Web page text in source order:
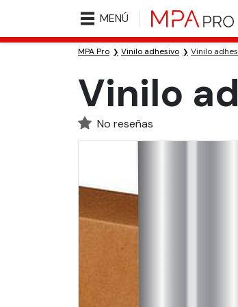
MENÚ
MPA Pro Vinilo adhesivo Vinilo
Vinilo
No reseñas